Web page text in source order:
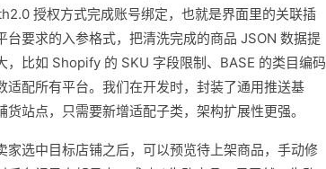
授权方式完成账号绑定，也就是界面里的关联插
要求的入参格式，把清洗完成的商品 JSON 数据提
比如 Shopify 的 SKU 字段限制、BASE 的类目编码
配所有平台。我们在开发时，封装了通用推送基
站点，只需要新增适配子类，架构扩展性更强。
选中目标店铺之后，可以预览待上架商品，手动修